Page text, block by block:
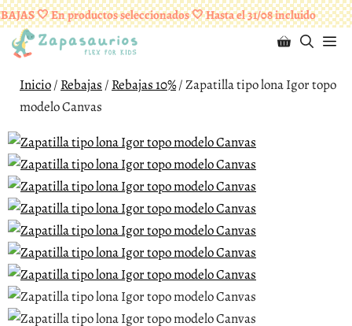
🤍 En productos seleccionados 🤍 Hasta el 31/08 incluido
Saltar
al
contenido
¡ENVÍOS GRATUITOS A PARTIR DE 95 EUROS!
Inicio/ Rebajas / Rebajas 10%/ Zapatilla tipo lona Igor topo
modelo Canvas